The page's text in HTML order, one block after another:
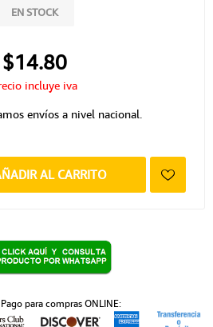
EN STOCK
$14.80
incluye iva
envíos a nivel nacional.
AL CARRITO
para compras ONLINE: